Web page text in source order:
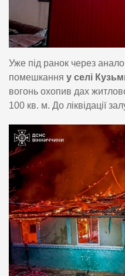
Уже під ранок через
помешкання у селі
вогонь охопив дах
100 кв. м. До ліквідації